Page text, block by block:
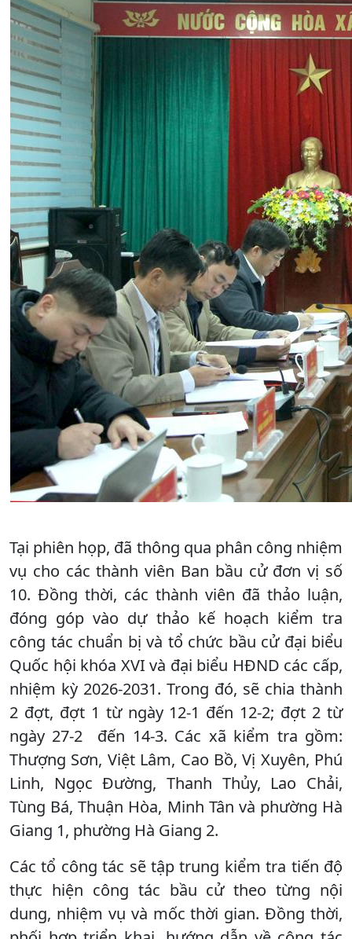
Tại phiên họp, đã thông qua phân công nhiệm
vụ cho các thành viên Ban bầu cử đơn vị số
10. Đồng thời, các thành viên đã thảo luận,
đóng góp vào dự thảo kế hoạch kiểm tra
công tác chuẩn bị và tổ chức bầu cử đại biểu
Quốc hội khóa XVI và đại biểu HĐND các cấp,
nhiệm kỳ 2026-2031. Trong đó, sẽ chia thành
2 đợt, đợt 1 từ ngày 12-1 đến 12-2; đợt 2 từ
ngày 27-2 đến 14-3. Các xã kiểm tra gồm:
Thượng Sơn, Việt Lâm, Cao Bồ, Vị Xuyên, Phú
Linh, Ngọc Đường, Thanh Thủy, Lao Chải,
Tùng Bá, Thuận Hòa, Minh Tân và phường Hà
Giang 1, phường Hà Giang 2.
Các tổ công tác sẽ tập trung kiểm tra tiến độ
thực hiện công tác bầu cử theo từng nội
dung, nhiệm vụ và mốc thời gian. Đồng thời,